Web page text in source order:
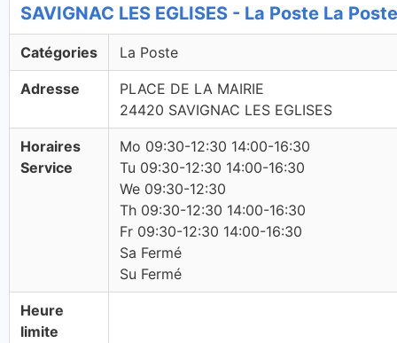
SAVIGNAC LES EGLISES - La Poste La Poste
Catégories La Poste
Adresse
PLACE DE LA MAIRIE
24420 SAVIGNAC LES EGLISES
Horaires
Service
Mo 09:30-12:30 14:00-16:30
Tu 09:30-12:30 14:00-16:30
We 09:30-12:30
Th 09:30-12:30 14:00-16:30
Fr 09:30-12:30 14:00-16:30
Sa Fermé
Su Fermé
Heure
limite